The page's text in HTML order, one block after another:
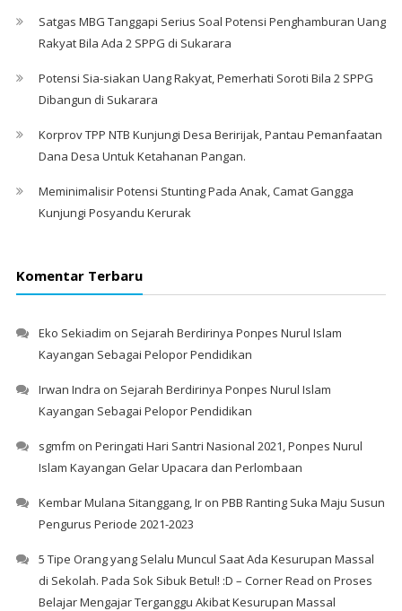
Satgas MBG Tanggapi Serius Soal Potensi Penghamburan Uang
Rakyat Bila Ada 2 SPPG di Sukarara
Potensi Sia-siakan Uang Rakyat, Pemerhati Soroti Bila 2 SPPG
Dibangun di Sukarara
Korprov TPP NTB Kunjungi Desa Beririjak, Pantau Pemanfaatan
Dana Desa Untuk Ketahanan Pangan.
Meminimalisir Potensi Stunting Pada Anak, Camat Gangga
Kunjungi Posyandu Kerurak
Komentar Terbaru
Eko Sekiadim on Sejarah Berdirinya Ponpes Nurul Islam
Kayangan Sebagai Pelopor Pendidikan
Irwan Indra on Sejarah Berdirinya Ponpes Nurul Islam
Kayangan Sebagai Pelopor Pendidikan
sgmfm on Peringati Hari Santri Nasional 2021, Ponpes Nurul
Islam Kayangan Gelar Upacara dan Perlombaan
Kembar Mulana Sitanggang, Iron PBB Ranting Suka Maju Susun
Pengurus Periode 2021-2023
5 Tipe Orang yang Selalu Muncul Saat Ada Kesurupan Massal
di Sekolah. Pada Sok Sibuk Betul! :D – Corner Read on Proses
Belajar Mengajar Terganggu Akibat Kesurupan Massal